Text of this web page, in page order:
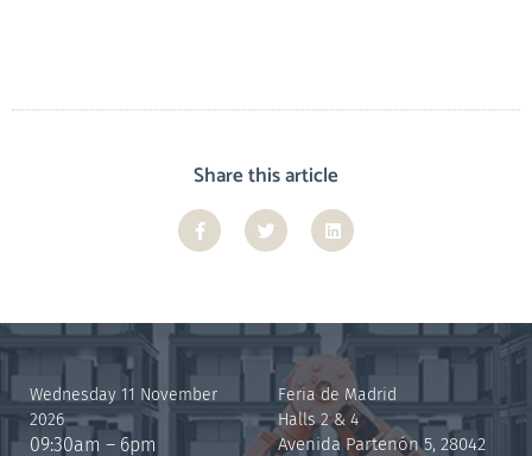
Share this article
Wednesday 11 November
2026
09:30am – 6pm
Feria de Madrid
Halls 2 & 4
Avenida Partenón 5, 28042